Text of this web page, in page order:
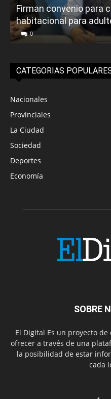
Firman convenio para
habitacional para
0
CATEGORIAS
Nacionales
Provinciales
La Ciudad
Sociedad
Deportes
Economía
SOBRE
El Digital Es un proyecto
ofrecer a través de una
la posibilidad de estar
cada